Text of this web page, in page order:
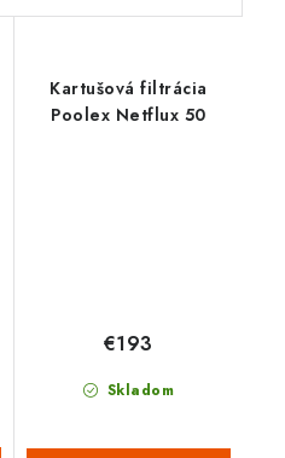
Kartušová filtrácia
Poolex Netflux 50
Skladom
€193